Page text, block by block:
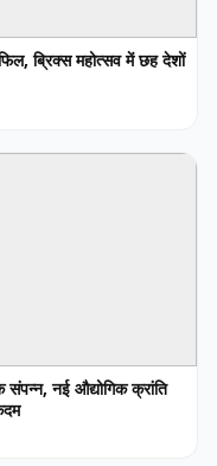
ब्रिक्स महोत्सव में छह देशों
नई औद्योगिक क्रांति